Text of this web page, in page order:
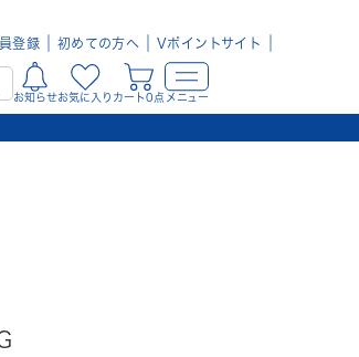
登録 初めての方へ Vポイントサイト
お知らせお気に入り カート0点 メニュー